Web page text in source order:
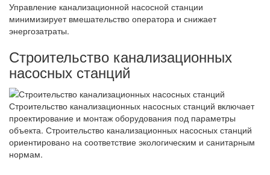
Управление канализационной насосной станции
минимизирует вмешательство оператора и снижает
энергозатраты.
Строительство канализационных
насосных станций
Строительство канализационных насосных станций включает
проектирование и монтаж оборудования под параметры
объекта. Строительство канализационных насосных станций
ориентировано на соответствие экологическим и санитарным
нормам.